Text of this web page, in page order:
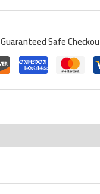
Guaranteed Safe